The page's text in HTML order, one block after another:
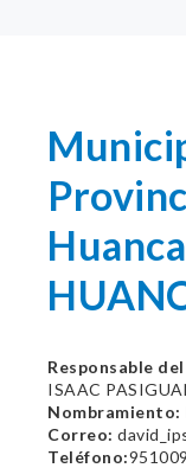
Responsable
ISAAC
Nombramiento:
Correo:
Teléfono: